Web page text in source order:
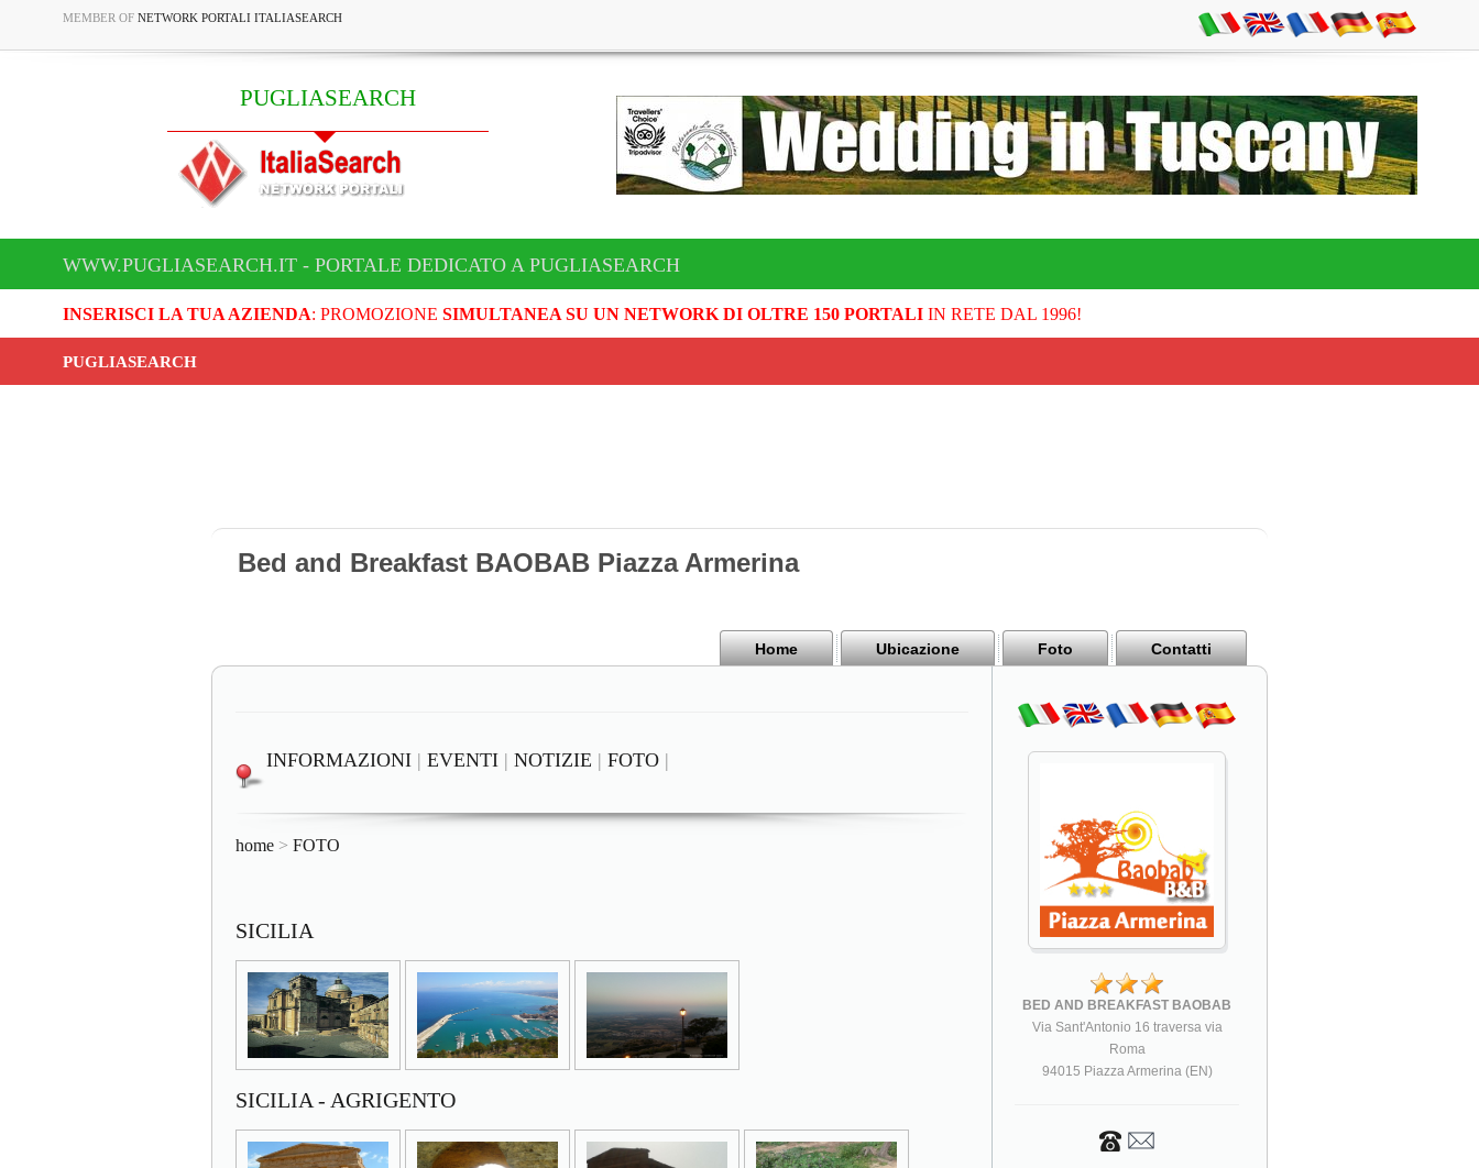
MEMBER OF NETWORK PORTALI ITALIASEARCH
PUGLIASEARCH
WWW.PUGLIASEARCH.IT - PORTALE DEDICATO A PUGLIASEARCH
INSERISCI LA TUA AZIENDA: PROMOZIONE SIMULTANEA SU UN NETWORK DI OLTRE 150 PORTALIIN RETE DAL 1996!
PUGLIASEARCH
Bed and Breakfast BAOBAB Piazza Armerina
Home Ubicazione Foto Contatti
INFORMAZIONI | EVENTI | NOTIZIE | FOTO |
home > FOTO
SICILIA
SICILIA - AGRIGENTO
BED AND BREAKFAST BAOBAB
Via Sant'Antonio 16 traversa via
Roma
94015 Piazza Armerina (EN)